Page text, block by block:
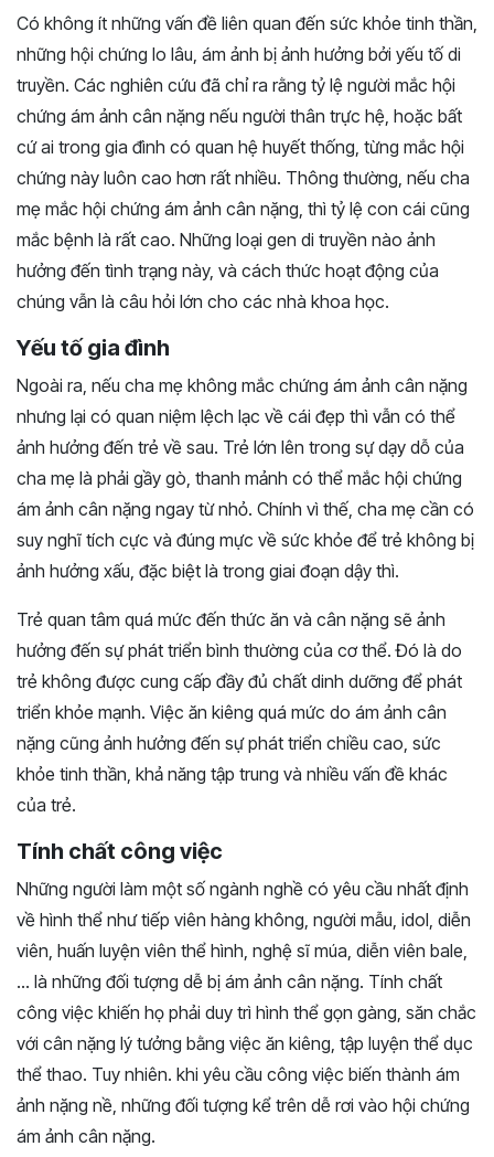
Có không ít những vấn đề liên quan đến sức khỏe tinh thần,
những hội chứng lo lâu, ám ảnh bị ảnh hưởng bởi yếu tố di
truyền. Các nghiên cứu đã chỉ ra rằng tỷ lệ người mắc hội
chứng ám ảnh cân nặng nếu người thân trực hệ, hoặc bất
cứ ai trong gia đình có quan hệ huyết thống, từng mắc hội
chứng này luôn cao hơn rất nhiều. Thông thường, nếu cha
mẹ mắc hội chứng ám ảnh cân nặng, thì tỷ lệ con cái cũng
mắc bệnh là rất cao. Những loại gen di truyền nào ảnh
hưởng đến tình trạng này, và cách thức hoạt động của
chúng vẫn là câu hỏi lớn cho các nhà khoa học.
Yếu tố gia đình
Ngoài ra, nếu cha mẹ không mắc chứng ám ảnh cân nặng
nhưng lại có quan niệm lệch lạc về cái đẹp thì vẫn có thể
ảnh hưởng đến trẻ về sau. Trẻ lớn lên trong sự dạy dỗ của
cha mẹ là phải gầy gò, thanh mảnh có thể mắc hội chứng
ám ảnh cân nặng ngay từ nhỏ. Chính vì thế, cha mẹ cần có
suy nghĩ tích cực và đúng mực về sức khỏe để trẻ không bị
ảnh hưởng xấu, đặc biệt là trong giai đoạn dậy thì.
Trẻ quan tâm quá mức đến thức ăn và cân nặng sẽ ảnh
hưởng đến sự phát triển bình thường của cơ thể. Đó là do
trẻ không được cung cấp đầy đủ chất dinh dưỡng để phát
triển khỏe mạnh. Việc ăn kiêng quá mức do ám ảnh cân
nặng cũng ảnh hưởng đến sự phát triển chiều cao, sức
khỏe tinh thần, khả năng tập trung và nhiều vấn đề khác
của trẻ.
Tính chất công việc
Những người làm một số ngành nghề có yêu cầu nhất định
về hình thể như tiếp viên hàng không, người mẫu, idol, diễn
viên, huấn luyện viên thể hình, nghệ sĩ múa, diễn viên bale,
… là những đối tượng dễ bị ám ảnh cân nặng. Tính chất
công việc khiến họ phải duy trì hình thể gọn gàng, săn chắc
với cân nặng lý tưởng bằng việc ăn kiêng, tập luyện thể dục
thể thao. Tuy nhiên. khi yêu cầu công việc biến thành ám
ảnh nặng nề, những đối tượng kể trên dễ rơi vào hội chứng
ám ảnh cân nặng.